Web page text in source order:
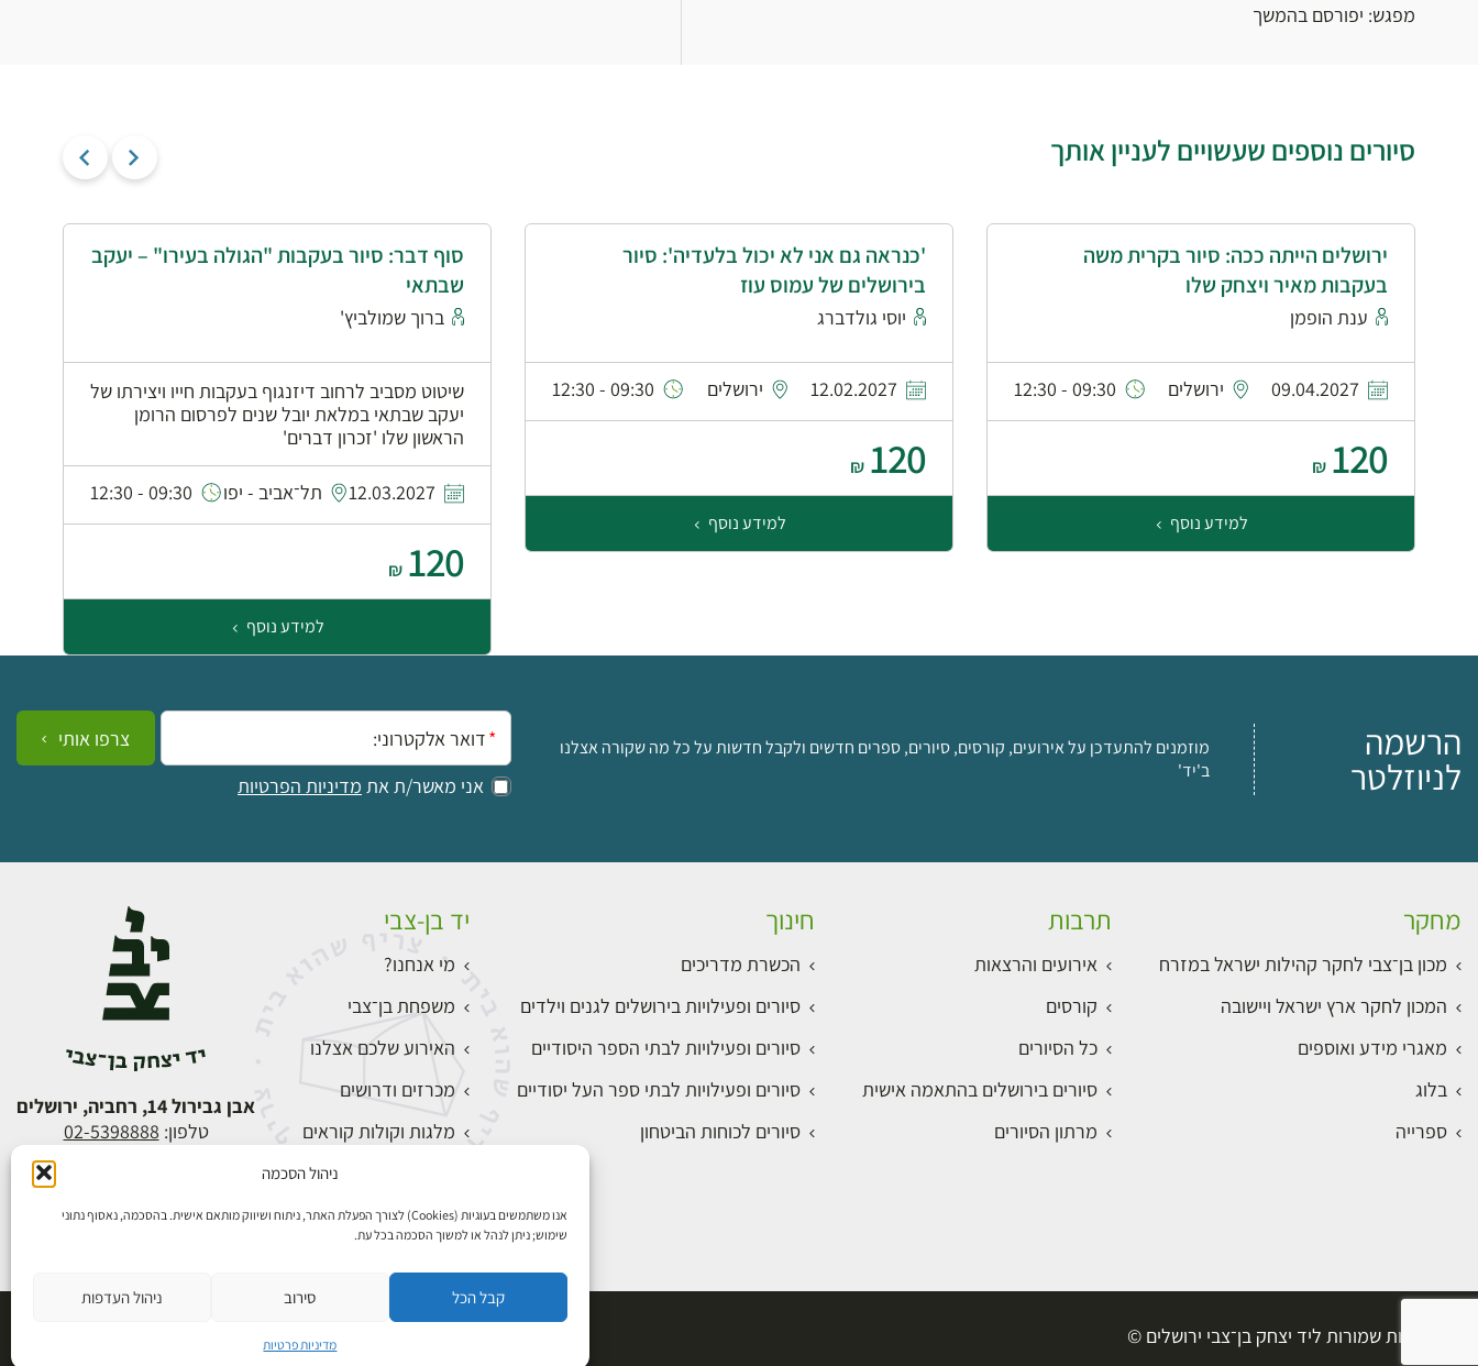
ניהול הסכמה
אנו משתמשים בעוגיות (Cookies) לצורך הפעלת האתר, ניתוח ושיווק מותאם אישית. בהסכמה, נאסוף נתוני
שימוש; ניתן לנהל או למשוך הסכמה בכל עת.
קבל הכל סירוב ניהול העדפות
מדיניות פרטיות
מפגש: יפורסם בהמשך
סיורים נוספים שעשויים לעניין אותך
ירושלים הייתה ככה: סיור בקרית משה
בעקבות מאיר ויצחק שלו
ענת הופמן
09.04.2027 ירושלים 09:30 - 12:30
120
₪
למידע נוסף
'כנראה גם אני לא יכול בלעדיה': סיור
בירושלים של עמוס עוז
יוסי גולדברג
12.02.2027 ירושלים 09:30 - 12:30
120
₪
למידע נוסף
סוף דבר: סיור בעקבות "הגולה בעירו" – יעקב
שבתאי
ברוך שמולביץ'
שיטוט מסביב לרחוב דיזנגוף בעקבות חייו ויצירתו של
יעקב שבתאי במלאת יובל שנים לפרסום הרומן
הראשון שלו 'זכרון דברים'
12.03.2027 תל־אביב - יפו 09:30 - 12:30
120
₪
למידע נוסף
הרשמה
לניוזלטר
מוזמנים להתעדכן על אירועים, קורסים, סיורים, ספרים חדשים ולקבל חדשות על כל מה שקורה אצלנו
ב'יד'
אימייל:
אני מאשר/ת את מדיניות הפרטיות
צרפו אותי
מחקר
מכון בן־צבי לחקר קהילות ישראל במזרח
המכון לחקר ארץ ישראל ויישובה
מאגרי מידע ואוספים
בלוג
ספרייה
תרבות
אירועים והרצאות
קורסים
כל הסיורים
סיורים בירושלים בהתאמה אישית
מרתון הסיורים
חינוך
הכשרת מדריכים
סיורים ופעילויות בירושלים לגנים וילדים
סיורים ופעילויות לבתי הספר היסודיים
סיורים ופעילויות לבתי ספר העל יסודיים
סיורים לכוחות הביטחון
יד בן-צבי
מי אנחנו?
משפחת בן־צבי
האירוע שלכם אצלנו
מכרזים ודרושים
מלגות וקולות קוראים
התחברות
אבן גבירול 14, רחביה, ירושלים
טלפון: 02-5398888
כל הזכויות שמורות ליד יצחק בן־צבי ירושלים ©